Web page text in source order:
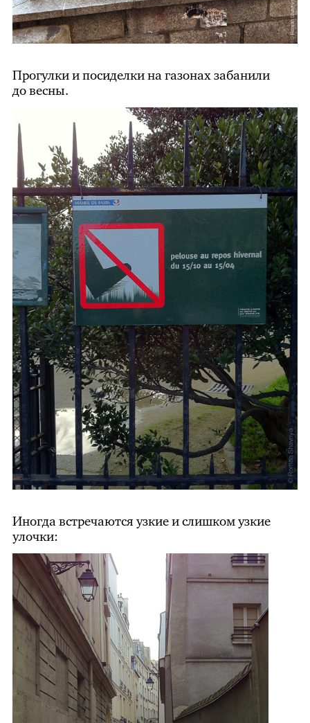
Прогулки и посиделки на газонах забанили
до весны.
Иногда встречаются узкие и слишком узкие
улочки: